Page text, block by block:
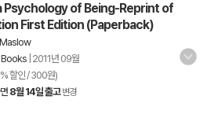
Psychology of Being-Reprint of
First Edition (Paperback)
Books 2011년 09월
할인 / 300원)
8월 14일 출고 변경